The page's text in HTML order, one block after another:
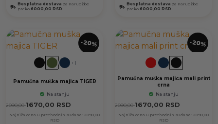
Besplatna dostava za narudžbe
preko 6000,00 RSD
Besplatna dostava za narudžbe
preko 6000,00 RSD
-20%
+1
Pamučna muška majica TIGER
Na stanju
2090,00 1670,00 RSD
Najniža cena u prethodnih 30 dana: 2090,00
RSD
-20%
Pamučna muška majica mali print
crna
Na stanju
2090,00 1670,00 RSD
Najniža cena u prethodnih 30 dana: 2090,00
RSD